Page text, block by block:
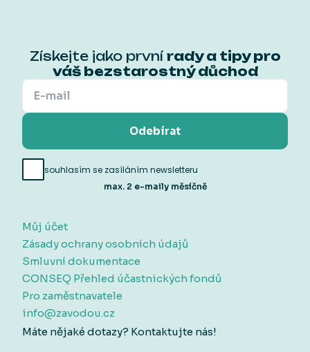
Získejte jako první rady a tipy pro
váš bezstarostný důchod
Odebírat
souhlasím se zasíláním newsletteru
max. 2 e-maily měsíčně
Můj účet
Zásady ochrany osobních údajů
Smluvní dokumentace
CONSEQ Přehled účastnických fondů
Pro zaměstnavatele
info@zavodou.cz
Máte nějaké dotazy? Kontaktujte nás!